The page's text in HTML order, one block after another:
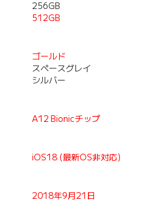
256GB
512GB
ゴールド
スペースグレイ
シルバー
A12 Bionicチップ
iOS18 (最新OS非対応)
2018年9月21日